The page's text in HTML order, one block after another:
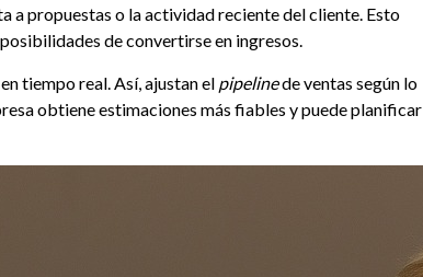
a propuestas o la actividad reciente del cliente. Esto
de convertirse en ingresos.
tiempo real. Así, ajustan el pipelinede ventas según lo
obtiene estimaciones más fiables y puede planificar